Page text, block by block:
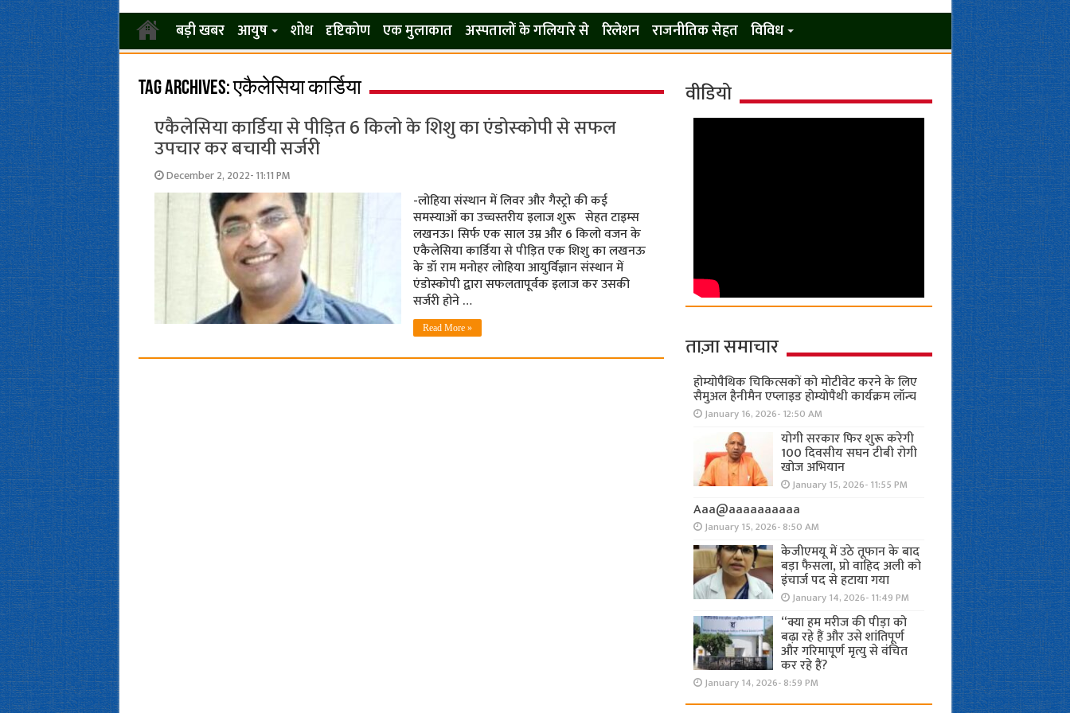
बड़ी खबर आयुष शोध दृष्टिकोण एक मुलाकात अस्पतालों के गलियारे से रिलेशन राजनीतिक सेहत विविध
Tag Archives:एकैलेसिया कार्डिया
एकैलेसिया कार्डिया से पीड़ि‍त 6 किलो के शिशु का एंडोस्‍कोपी से सफल
उपचार कर बचायी सर्जरी
December 2, 2022- 11:11 PM
-लोहिया संस्‍थान में लि‍वर और गैस्ट्रो की कई
समस्याओं का उच्चस्तरीय इलाज शुरू सेहत टाइम्‍स
लखनऊ। सिर्फ एक साल उम्र और 6 किलो वजन के
एकैलेसिया कार्डिया से पीड़ित एक शिशु का लखनऊ
के डॉ राम मनोहर लोहिया आयुर्विज्ञान संस्थान में
एंडोस्कोपी द्वारा सफलतापूर्वक इलाज कर उसकी
सर्जरी होने …
Read More »
वीडियो
ताज़ा समाचार
होम्योपैथिक चिकित्सकों को मोटीवेट करने के लिए
सैमुअल हैनीमैन एप्लाइड होम्योपैथी कार्यक्रम लॉन्च
January 16, 2026- 12:50 AM
योगी सरकार फिर शुरू करेगी
100 दिवसीय सघन टीबी रोगी
खोज अभियान
January 15, 2026- 11:55 PM
Aaa@aaaaaaaaaa
January 15, 2026- 8:50 AM
केजीएमयू में उठे तूफान के बाद
बड़ा फैसला, प्रो वाहिद अली को
इंचार्ज पद से हटाया गया
January 14, 2026- 11:49 PM
“क्या हम मरीज की पीड़ा को
बढ़ा रहे हैं और उसे शांतिपूर्ण
और गरिमापूर्ण मृत्यु से वंचित
कर रहे हैं?
January 14, 2026- 8:59 PM